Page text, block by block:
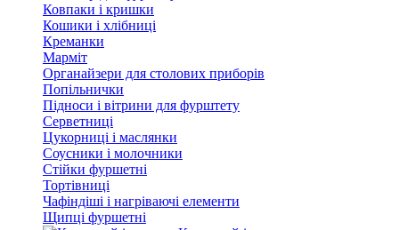
Ковпаки і кришки
Кошики і хлібниці
Креманки
Марміт
Органайзери для столових приборів
Попільнички
Підноси і вітрини для фурштету
Серветниці
Цукорниці і маслянки
Соусники і молочники
Стійки фуршетні
Тортівниці
Чафіндіші і нагріваючі елементи
Щипці фуршетні